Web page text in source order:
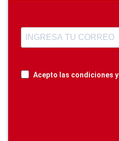
Acepto las condiciones